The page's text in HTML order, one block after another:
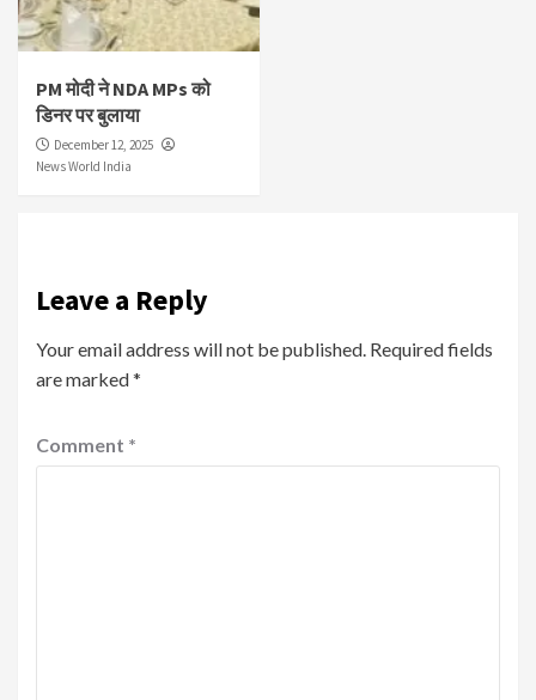
PM मोदी ने NDA MPs को
डिनर पर बुलाया
December 12, 2025
News World India
Leave a Reply
Your email address will not be published. Required fields
are marked*
Comment *